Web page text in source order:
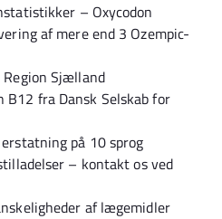
– Oxycodon
af mere end 3 Ozempic-
Region Sjælland
fra Dansk Selskab for
på 10 sprog
– kontakt os ved
af lægemidler